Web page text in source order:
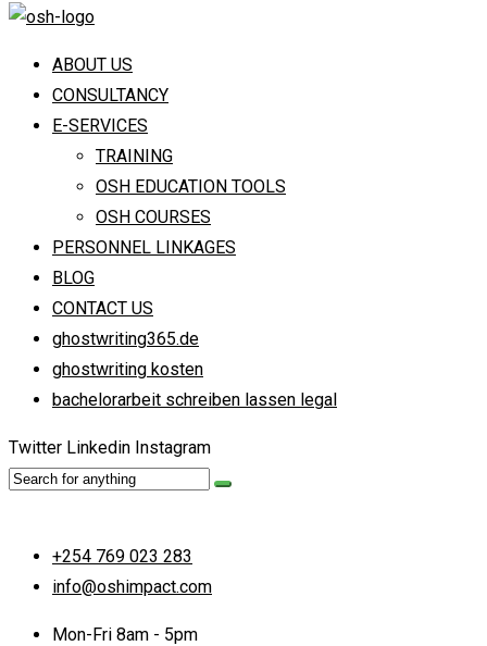
ABOUT US
CONSULTANCY
E-SERVICES
TRAINING
OSH EDUCATION TOOLS
OSH COURSES
PERSONNEL LINKAGES
BLOG
CONTACT US
ghostwriting365.de
ghostwriting kosten
bachelorarbeit schreiben lassen legal
Twitter Linkedin Instagram
+254 769 023 283
info@oshimpact.com
Mon-Fri 8am - 5pm